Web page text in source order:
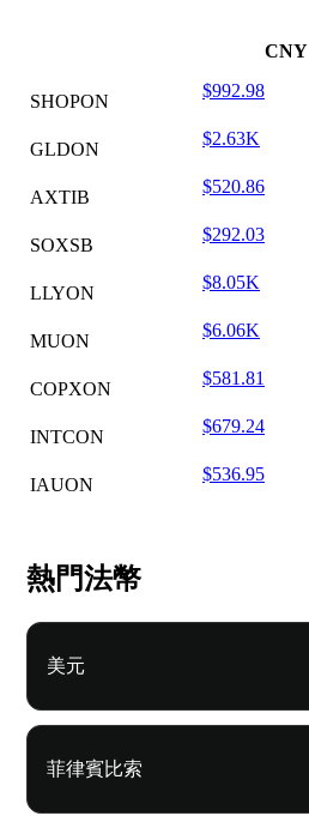
CNY
SHOPON
$992.98
GLDON
$2.63K
AXTIB
$520.86
SOXSB
$292.03
LLYON
$8.05K
MUON
$6.06K
COPXON
$581.81
INTCON
$679.24
IAUON
$536.95
熱門法幣
美元
菲律賓比索